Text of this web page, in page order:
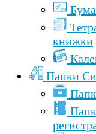
книжки
Папки